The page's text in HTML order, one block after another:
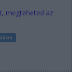
megteheted az